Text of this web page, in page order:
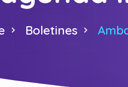
Boletines